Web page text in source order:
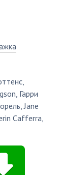
,
, Гарри
,Jane
Cafferra,